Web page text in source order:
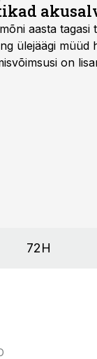
aasta
ülejäägi
on
72H